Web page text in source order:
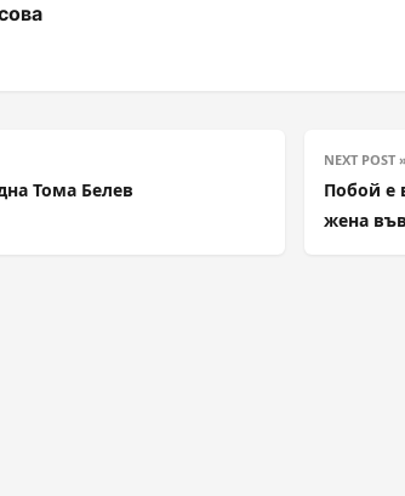
Тома Белев
NEXT POST »
Побой е
жена